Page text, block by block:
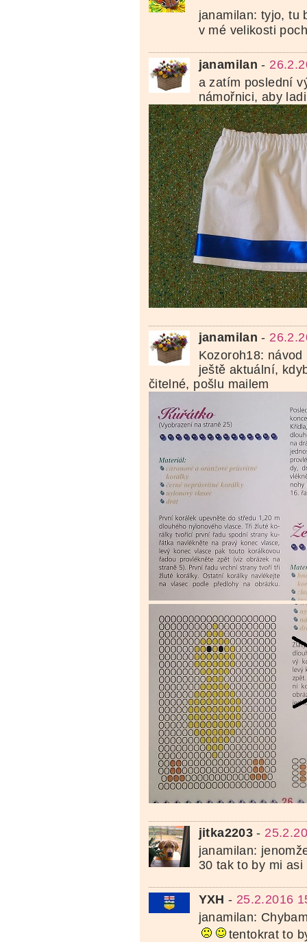
janamilan: tyjo, tu
v mé velikosti
janamilan -
a zatím poslední
námořnici, aby
janamilan -
Kozoroh18:
ještě aktuální,
čitelné, pošlu mailem
jitka2203 -
janamilan:
30 tak to by mi asi
YXH - 25.2.2016
janamilan:
tentokrat to